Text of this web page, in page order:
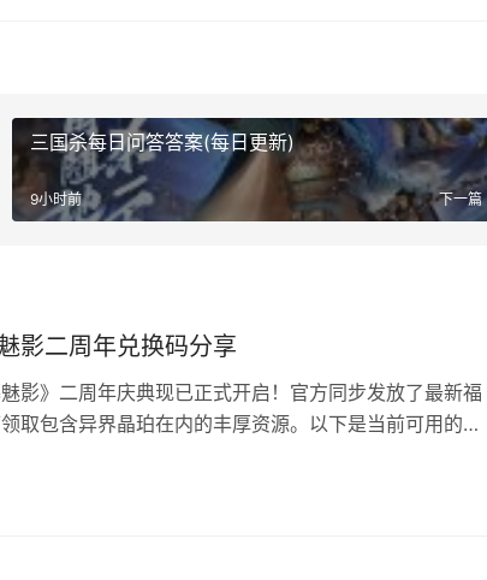
三国杀每日问答答案(每日更新)
下一篇
9小时前
影二周年兑换码分享
魅影》二周年庆典现已正式开启！官方同步发放了最新福
取包含异界晶珀在内的丰厚资源。以下是当前可用的有
SeekTheTruth 2、奖励内容：异界晶珀*300 3、生效时